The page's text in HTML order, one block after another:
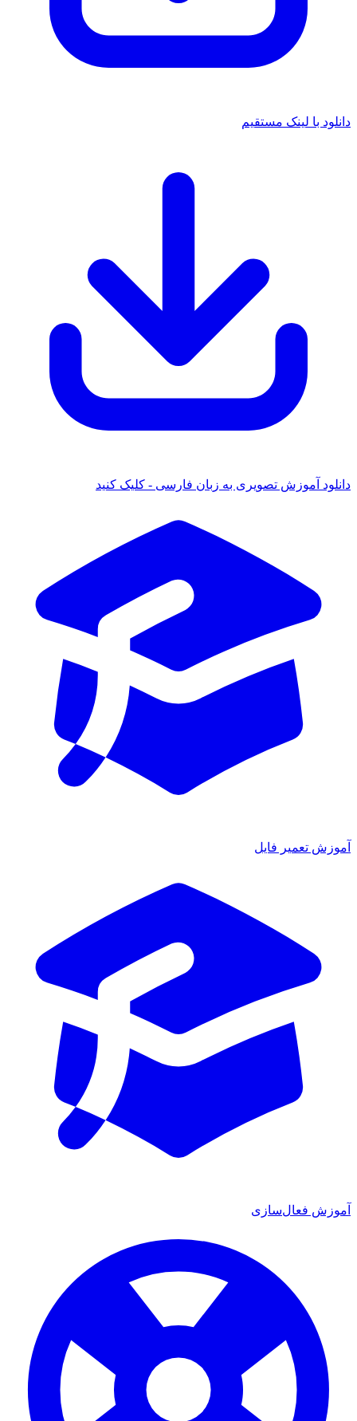
دانلود با لینک مستقیم
دانلود آموزش تصویری به زبان فارسی - کلیک کنید
آموزش تعمیر فایل
آموزش فعال‌سازی